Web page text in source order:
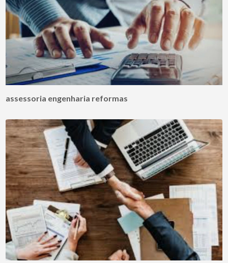
assessoria engenharia reformas